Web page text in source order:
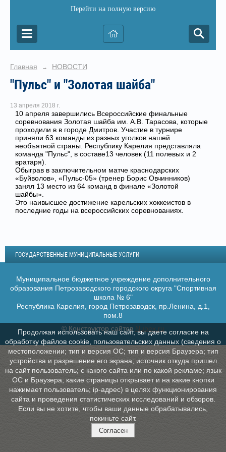
Перейти на полную версию
Главная → НОВОСТИ
"Пульс" и "Золотая шайба"
13 апреля 2018 г.
10 апреля завершились Всероссийские финальные
соревнования Золотая шайба им. А.В. Тарасова, которые
проходили в в городе Дмитров. Участие в турнире
приняли 63 команды из разных уголков нашей
необъятной страны. Республику Карелия представляла
команда "Пульс", в составе13 человек (11 полевых и 2
вратаря).
Обыграв в заключительном матче краснодарских
«Буйволов», «Пульс-05» (тренер Борис Овчинников)
занял 13 место из 64 команд в финале «Золотой
шайбы».
Это наивысшее достижение карельских хоккеистов в
последние годы на всероссийских соревнованиях.
ГОСУДАРСТВЕННЫЕ МУНИЦИПАЛЬНЫЕ УСЛУГИ
Муниципальное бюджетное учреждение дополнительного
образования Петрозаводского городского округа "Спортивная
школа № 6"
Республика Карелия, город Петрозаводск, пр.Ленина, д.1,
пом.8
© Конструктор сайтов Nubex.ru
Продолжая использовать наш сайт, вы даете согласие на
обработку файлов cookie, пользовательских данных (сведения о
местоположении; тип и версия ОС; тип и версия Браузера; тип
устройства и разрешение его экрана; источник откуда пришел
на сайт пользователь; с какого сайта или по какой рекламе; язык
ОС и Браузера; какие страницы открывает и на какие кнопки
нажимает пользователь; ip-адрес) в целях функционирования
сайта и проведения статистических исследований и обзоров.
Если вы не хотите, чтобы ваши данные обрабатывались,
покиньте сайт.
Согласен